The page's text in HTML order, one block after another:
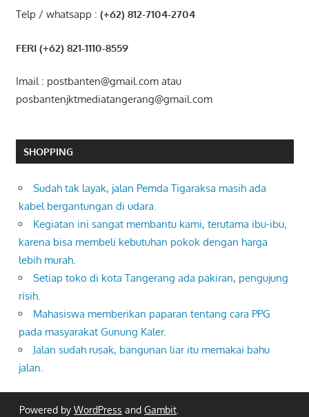
Telp / whatsapp : (+62) 812-7104-2704
FERI (+62) 821-1110-8559
Imail : postbanten@gmail.com atau
posbantenjktmediatangerang@gmail.com
SHOPPING
Sudah tak layak, jalan Pemda Tigaraksa masih ada
kabel bergantungan di udara.
Kegiatan ini sangat membantu kami, terutama ibu-ibu,
karena bisa membeli kebutuhan pokok dengan harga
lebih murah.
Setiap toko di kota Tangerang ada pakiran, pengujung
risih.
Mahasiswa memberikan paparan tentang cara PPG
pada masyarakat Gunung Kaler.
Jalan sudah rusak, bangunan liar itu memakai bahu
jalan.
Powered by WordPress and Gambit